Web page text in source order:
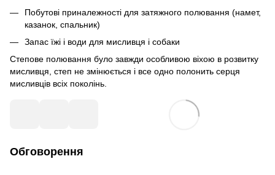
Побутові приналежності для затяжного полювання (намет,
казанок, спальник)
Запас їжі і води для мисливця і собаки
Степове полювання було завжди особливою віхою в розвитку
мисливця, степ не змінюється і все одно полонить серця
мисливців всіх поколінь.
Обговорення